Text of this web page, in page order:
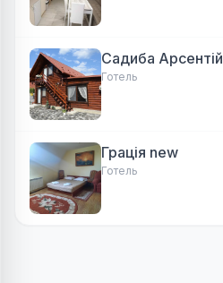
Садиба Арсентій
Готель
Грація new
Готель